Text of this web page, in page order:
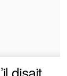
disait